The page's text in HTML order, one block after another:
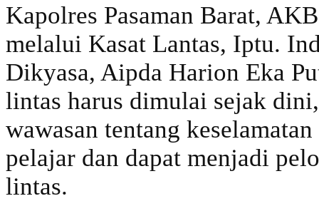
Kapolres Pasaman Barat,
melalui Kasat Lantas, Iptu.
Dikyasa, Aipda Harion Eka
lintas harus dimulai sejak
wawasan tentang
pelajar dan dapat menjadi
lintas.